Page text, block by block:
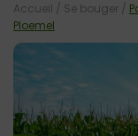
Accueil / Se bouger /
Ploemel